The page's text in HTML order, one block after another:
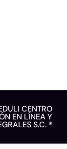
CENTRO
EN LÍNEA Y
S.C. ®